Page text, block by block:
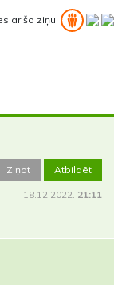
ar šo ziņu:
Ziņot Atbildēt
18.12.2022. 21:11